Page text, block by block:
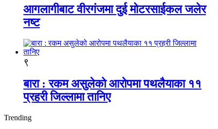
आगलागीबाट वीरगंजमा दुई मोटरसाईकल जलेर
नष्ट
९
बारा : रकम असुलेको आरोपमा पथलैयाका ११
प्रहरी जिल्लामा तानिए
Trending